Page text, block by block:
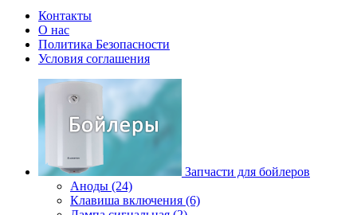
Контакты
О нас
Политика Безопасности
Условия соглашения
Запчасти для бойлеров
Аноды (24)
Клавиша включения (6)